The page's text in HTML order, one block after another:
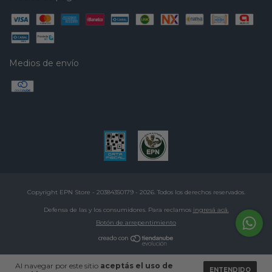
Al navegar por este sitio aceptás el uso de
ENTENDIDO
Medios de envío
Copyright EPN Store - 20384350179 - 2026. Todos los derechos reservados.
Defensa de las y los consumidores. Para reclamos ingresá acá.
Botón de arrepentimiento